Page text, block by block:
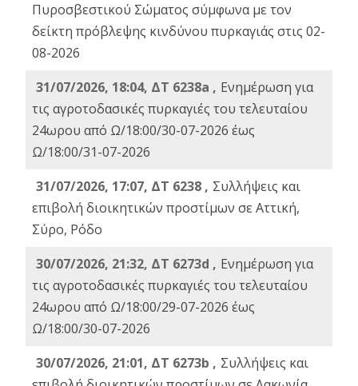
Πυροσβεστικού Σώματος σύμφωνα με τον
δείκτη πρόβλεψης κινδύνου πυρκαγιάς στις 02-
08-2026
31/07/2026, 18:04, ΔΤ 6238a , Ενημέρωση για
τις αγροτοδασικές πυρκαγιές του τελευταίου
24ωρου από Ω/18:00/30-07-2026 έως
Ω/18:00/31-07-2026
31/07/2026, 17:07, ΔΤ 6238 , Συλλήψεις και
επιβολή διοικητικών προστίμων σε Αττική,
Σύρο, Ρόδο
30/07/2026, 21:32, ΔΤ 6273d , Ενημέρωση για
τις αγροτοδασικές πυρκαγιές του τελευταίου
24ωρου από Ω/18:00/29-07-2026 έως
Ω/18:00/30-07-2026
30/07/2026, 21:01, ΔΤ 6273b , Συλλήψεις και